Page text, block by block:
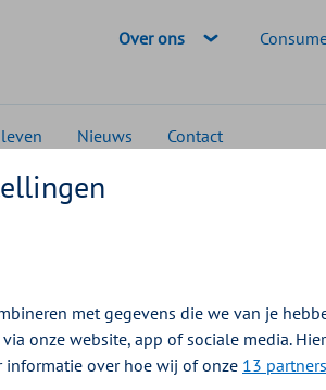
Geselecteerde doelgroep:
Over ons
Nieuws Contact
positief voor verzekerden én
positief
met gegevens die we van je
onze website, app of sociale media.
over hoe wij of onze 13 partners